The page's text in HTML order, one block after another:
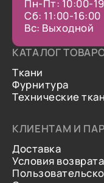
Пн-Пт: 10:00-
Сб: 11:00-16:00
Вс: Выходной
КАТАЛОГ
Ткани
Фурнитура
Технические
КЛИЕНТАМ И
Доставка
Условия возврата